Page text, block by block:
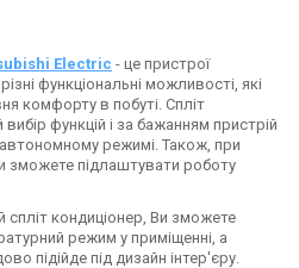
Electric - це пристрої
функціональні можливості, які
комфорту в побуті. Спліт
функцій і за бажанням пристрій
режимі. Також, при
зможете підлаштувати роботу
кондиціонер, Ви зможете
режим у приміщенні, а
підійде під дизайн інтер'єру.